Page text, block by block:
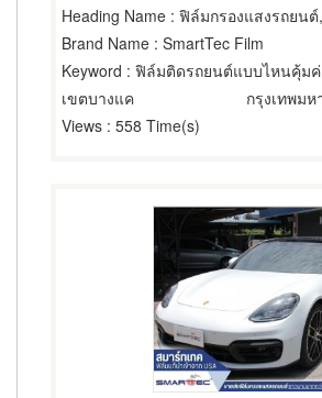
Heading Name : ฟิล์มกรองแสงรถยน
Brand Name : SmartTec Film
Keyword : ฟิล์มติดรถยนต์แบบไหนคุ้ม
เขตบางแค
กรุงเทพม
Views : 558 Time(s)